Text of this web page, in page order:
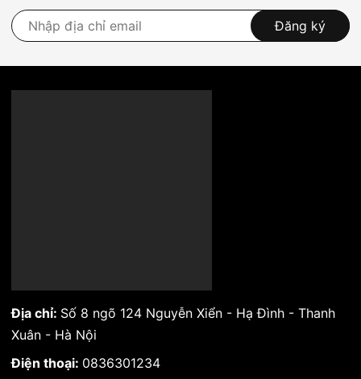
Đăng ký
Địa chỉ: Số 8 ngõ 124 Nguyễn Xiển - Hạ Đình - Thanh
Xuân - Hà Nội
Điện thoại: 0836301234